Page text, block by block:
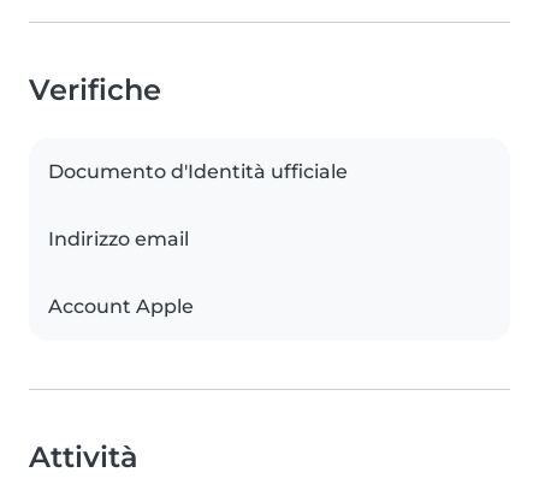
Verifiche
Documento d'Identità ufficiale
Indirizzo email
Account Apple
Attività